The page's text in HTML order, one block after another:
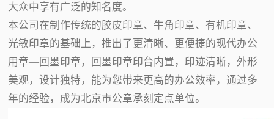
大众中享有广泛的知名度。
本公司在制作传统的胶皮印章、牛角印章、有机印章、
光敏印章的基础上，推出了更清晰、更便捷的现代办公
用章—回墨印章，回墨印章印台内置，印迹清晰，外形
美观，设计独特，能为您带来更高的办公效率，通过多
年的经验，成为北京市公章承刻定点单位。